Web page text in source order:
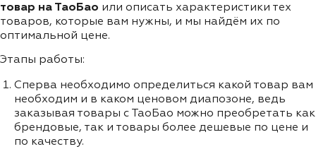
товар на ТаоБао или описать характеристики тех
товаров, которые вам нужны, и мы найдём их по
оптимальной цене.
Этапы работы:
Сперва необходимо определиться какой товар вам
необходим и в каком ценовом диапозоне, ведь
заказывая товары с ТаоБао можно преобретать как
брендовые, так и товары более дешевые по цене и
по качеству.